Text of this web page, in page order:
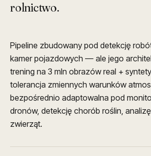
rolnictwo.
Pipeline zbudowany pod detekcję
kamer pojazdowych — ale jego
trening na 3 mln obrazów real +
tolerancja zmiennych warunków
bezpośrednio adaptowalna pod
dronów, detekcję chorób roślin,
zwierząt.